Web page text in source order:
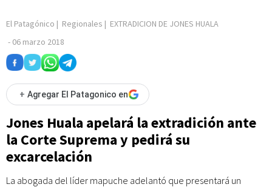
El Patagónico | Regionales | EXTRADICION DE JONES HUALA
- 06 marzo 2018
+ Agregar El Patagonico en
Jones Huala apelará la extradición ante
la Corte Suprema y pedirá su
excarcelación
La abogada del líder mapuche adelantó que presentará un